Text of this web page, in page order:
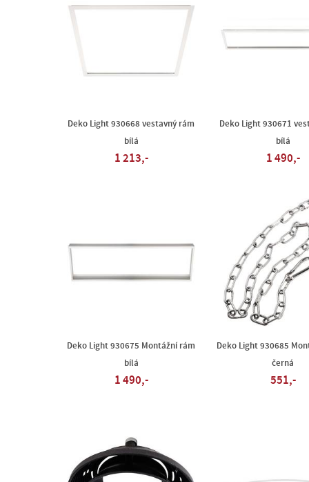
Deko Light 930668 vestavný rám
bílá
1 213,-
Deko Light 930671
bílá
1 490,-
Deko Light 930675 Montážní rám
bílá
1 490,-
Deko Light 930685
černá
551,-